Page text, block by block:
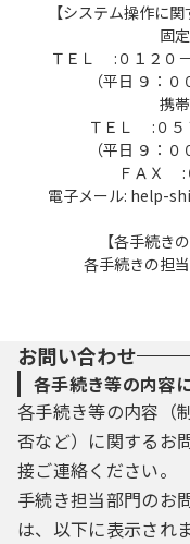
【システム操作に
固
ＴＥＬ :０１２０－
（平日 ９：０
携
ＴＥＬ :０５
（平日 ９：０
ＦＡＸ :
電子メール: help-
【各手続き
各手続きの担
お問い合わせ
各手続き等の内容
各手続き等の内容（
否など）に関するお
接ご連絡ください。
手続き担当部門のお
は、以下に表示され